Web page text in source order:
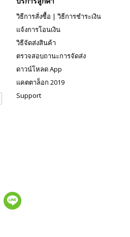
วิธีการสั่งซื้อ | วิธีการชำระเงิน
แจ้งการโอนเงิน
วิธีจัดส่งสินค้า
ตรวจสอบถานะการจัดส่ง
ดาวน์โหลด App
แคตตาล็อก 2019
Support